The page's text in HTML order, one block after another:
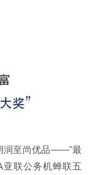
润至尚优品——"最
联公务机蝉联五